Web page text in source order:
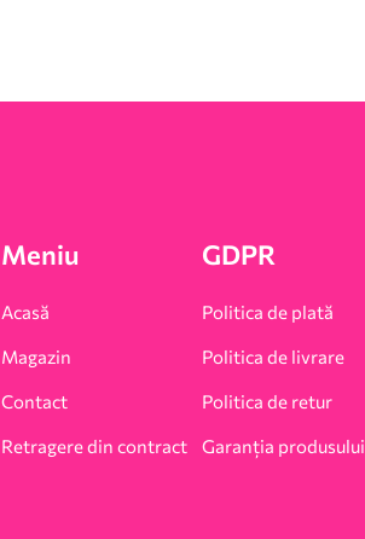
Meniu
Acasă
Magazin
Contact
Retragere din contract
GDPR
Politica de plată
Politica de livrare
Politica de retur
Garanția produsului